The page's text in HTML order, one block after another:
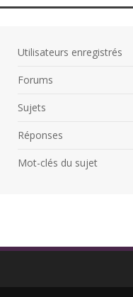
Utilisateurs enregistrés
Forums
Sujets
Réponses
Mot-clés du sujet